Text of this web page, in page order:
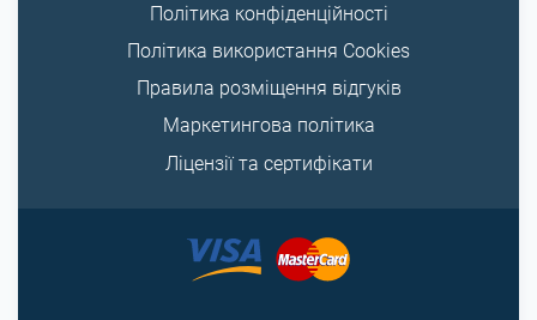
Політика конфіденційності
Політика використання Cookies
Правила розміщення відгуків
Маркетингова політика
Ліцензії та сертифікати